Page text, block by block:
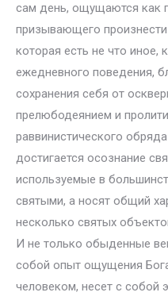
сам день, ощущаются как
призывающего
которая есть не что иное,
ежедневного поведения,
сохранения себя от
прелюбодеянием и
раввинистического
достигается осознание
используемые в
святыми, а носят общий
несколько святых
И не только обыденные
собой опыт ощущения
человеком, несет с собой